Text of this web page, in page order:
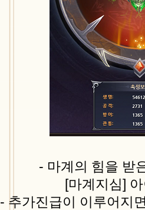
- 마계의 힘을 받
[마계지심]
- 추가진급이 이루어지